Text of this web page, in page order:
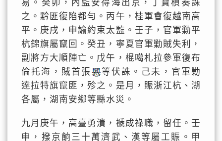
易。癸卯，內監安得海出京，丁寶楨奏誅
之。黔匪復陷都勻。丙午，桂軍會復越南高
平。庚戌，申諭約束太監。壬子，官軍勦平
杭錦旗屬竄回。癸丑，寧夏官軍勦賊失利，
副將方大順陣亡。戊午，棍噶札拉參軍復布
倫托海，賊首張
等伏誅。己未，官軍勦
達拉特旗竄匪，殄之。是月，賑浙江杭、湖
各屬，湖南安鄉等縣水災。
九月庚午，高臺勇潰，褫成祿職，留任。壬
申，撥京餉三十萬濟武、漢等屬工賑。甲